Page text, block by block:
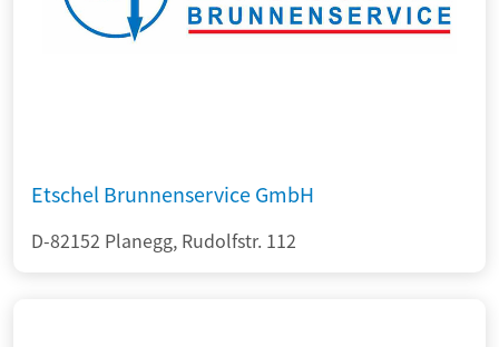
Etschel Brunnenservice GmbH
D-82152 Planegg, Rudolfstr. 112